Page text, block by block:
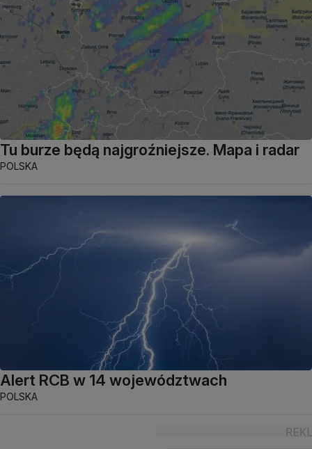
Tu burze będą najgroźniejsze. Mapa i radar
POLSKA
Alert RCB w 14 województwach
POLSKA